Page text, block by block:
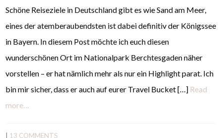
Schöne Reiseziele in Deutschland gibt es wie Sand am Meer,
eines der atemberaubendsten ist dabei definitiv der Königssee
in Bayern. In diesem Post möchte ich euch diesen
wunderschönen Ort im Nationalpark Berchtesgaden näher
vorstellen – er hat nämlich mehr als nur ein Highlight parat. Ich
bin mir sicher, dass er auch auf eurer Travel Bucket […] Read
more…
13 COMMENTS